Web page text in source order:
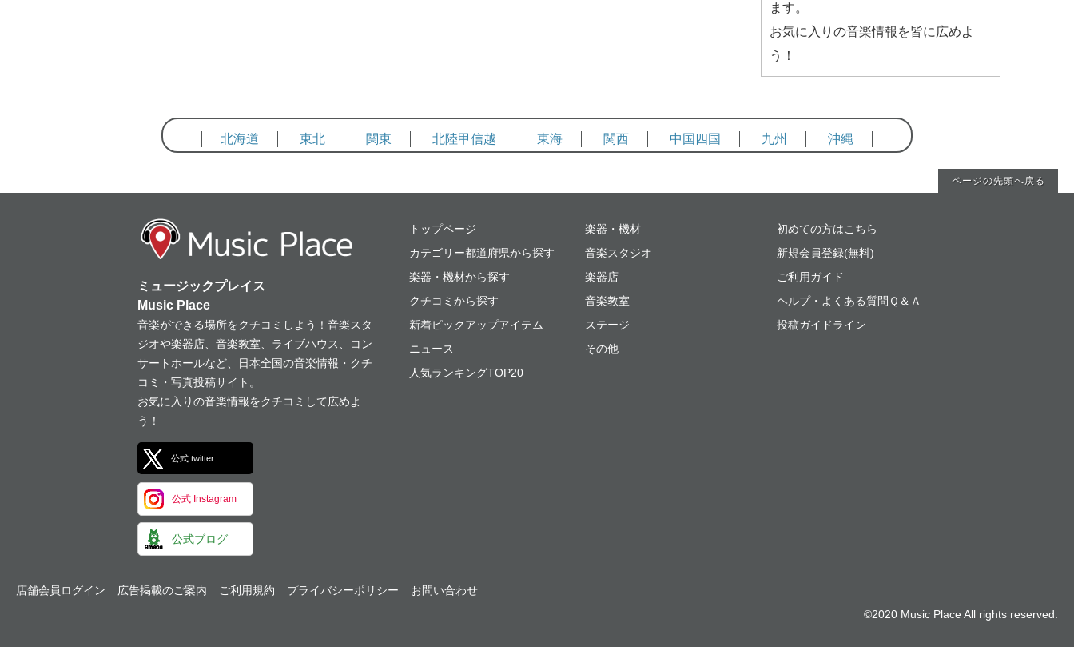
ます。
お気に入りの音楽情報を皆に広めよ
う！
北海道 東北 関東 北陸甲信越 東海 関西 中国四国 九州 沖縄
ページの先頭へ戻る
ミュージックプレイス
ミュージックプレイス
Music Place
音楽ができる場所をクチコミしよう！音楽スタ
ジオや楽器店、音楽教室、ライブハウス、コン
サートホールなど、日本全国の音楽情報・クチ
コミ・写真投稿サイト。
お気に入りの音楽情報をクチコミして広めよ
う！
公式 twitter
公式 Instagram
公式ブログ
トップページ
カテゴリー都道府県から探す
楽器・機材から探す
クチコミから探す
新着ピックアップアイテム
ニュース
人気ランキングTOP20
楽器・機材
音楽スタジオ
楽器店
音楽教室
ステージ
その他
初めての方はこちら
新規会員登録(無料)
ご利用ガイド
ヘルプ・よくある質問Ｑ＆Ａ
投稿ガイドライン
店舗会員ログイン 広告掲載のご案内 ご利用規約 プライバシーポリシー
お問い合わせ
©2020 Music Place All rights reserved.